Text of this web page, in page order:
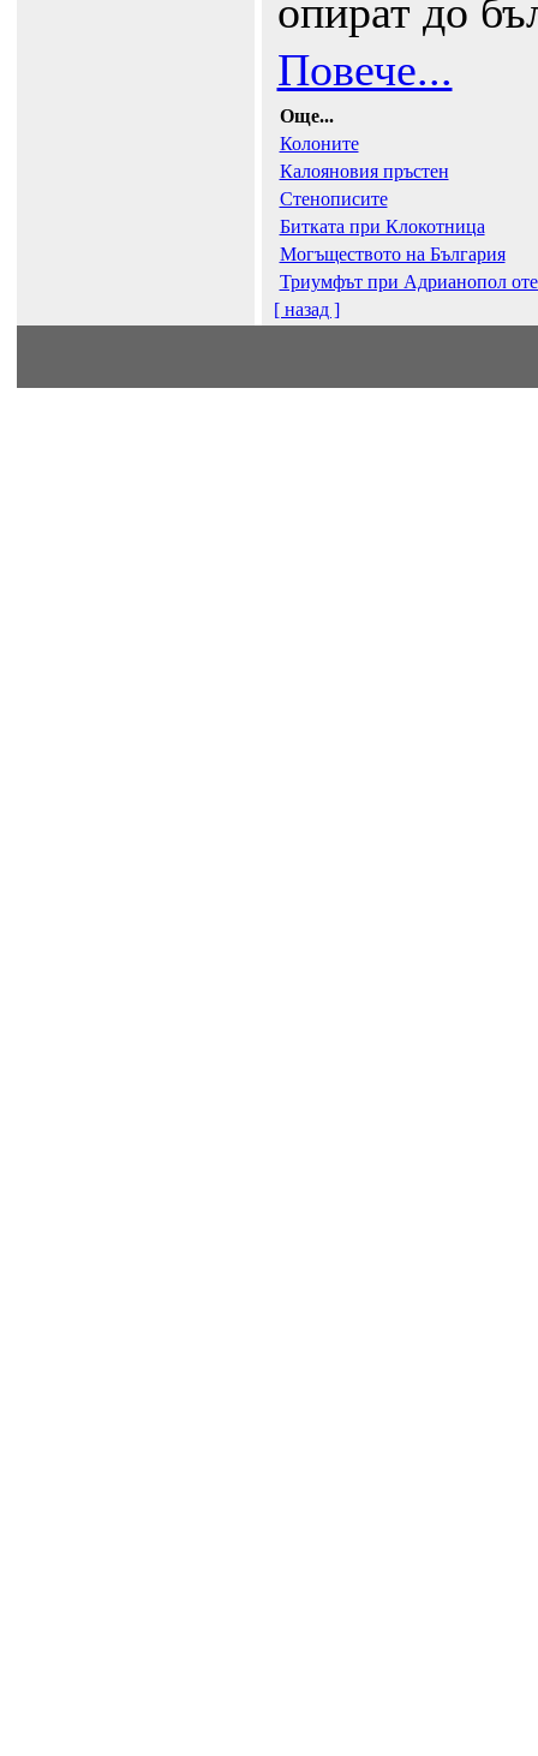
опират до
Повече...
Още...
Колоните
Калояновия пръстен
Стенописите
Битката при Клокотница
Могъществото на България
Триумфът при Адрианопол
[ назад ]